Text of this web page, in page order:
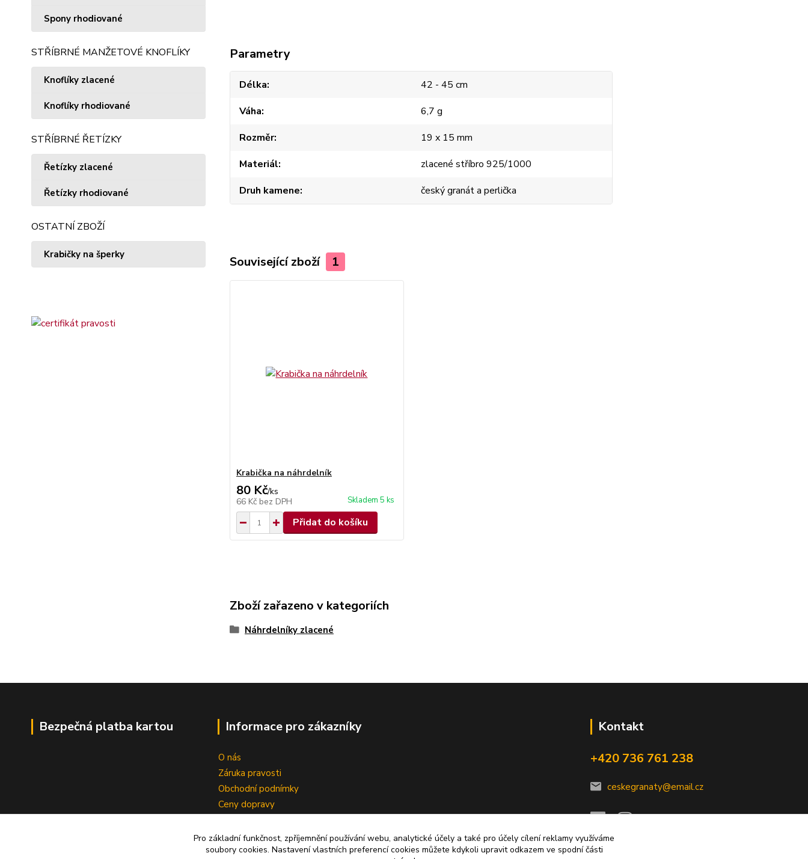
Spony rhodiované
STŘÍBRNÉ MANŽETOVÉ KNOFLÍKY
Knoflíky zlacené
Knoflíky rhodiované
STŘÍBRNÉ ŘETÍZKY
Řetízky zlacené
Řetízky rhodiované
OSTATNÍ ZBOŽÍ
Krabičky na šperky
Parametry
Délka
42 - 45 cm
Váha
6,7 g
Rozměr
19 x 15 mm
Materiál
zlacené stříbro 925/1000
Druh kamene
český granát a perlička
Související zboží 1
Krabička na náhrdelník
80 Kč/ks
66 Kč bez DPH Skladem 5 ks
Přidat do košíku
Zboží zařazeno v kategoriích
Náhrdelníky zlacené
Bezpečná platba kartou Informace pro zákazníky
O nás
Záruka pravosti
Obchodní podnímky
Ceny dopravy
Zrušení kupní smlouvy
Kontakt
+420 736 761 238
ceskegranaty@email.cz
Pro základní funkčnost, zpříjemnění používání webu, analytické účely a také pro účely cílení reklamy využíváme
soubory cookies. Nastavení vlastních preferencí cookies můžete kdykoli upravit odkazem ve spodní části